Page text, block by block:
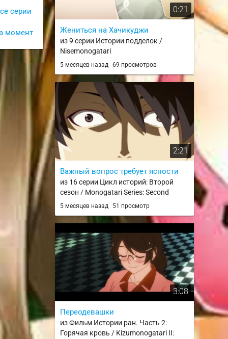
серии
момент
0:21
Жениться на Хачикуджи
из 9 серии Истории подделок /
Nisemonogatari
5 месяцев назад 69 просмотров
2:21
Важный вопрос требует ясности
из 16 серии Цикл историй: Второй
сезон / Monogatari Series: Second
Season
5 месяцев назад 51 просмотр
3:08
Переодевашки
из Фильм Истории ран. Часть 2:
Горячая кровь / Kizumonogatari II: